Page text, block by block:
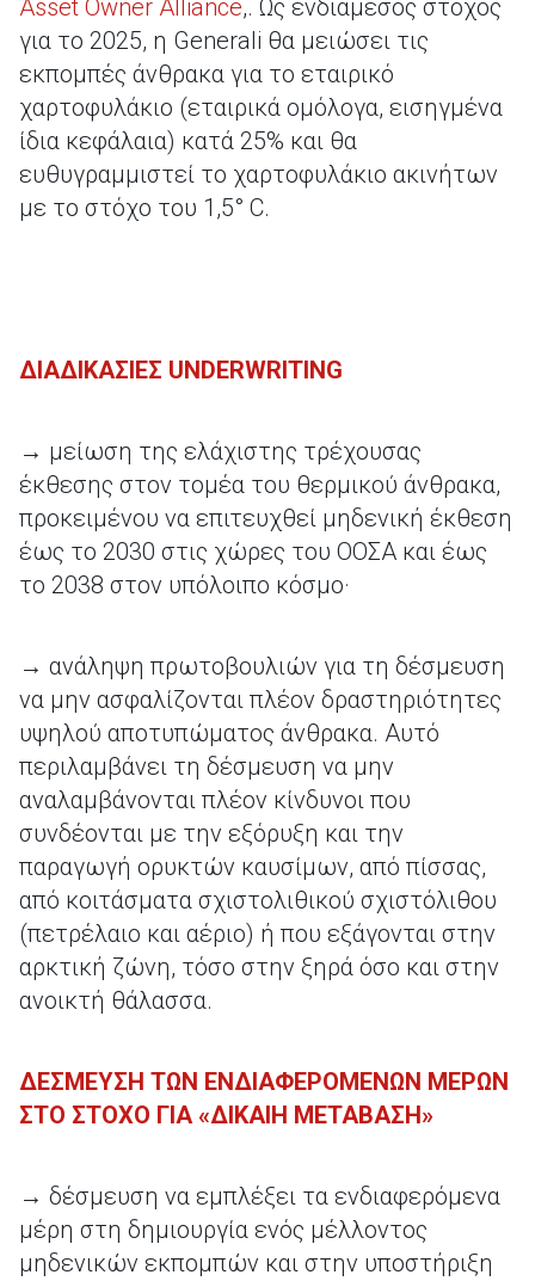
Asset Owner Alliance,. Ως ενδιάμεσος στόχος
για το 2025, η Generali θα μειώσει τις
εκπομπές άνθρακα για το εταιρικό
χαρτοφυλάκιο (εταιρικά ομόλογα, εισηγμένα
ίδια κεφάλαια) κατά 25% και θα
ευθυγραμμιστεί το χαρτοφυλάκιο ακινήτων
με το στόχο του 1,5° C.
ΔΙΑΔΙΚΑΣΙΕΣ UNDERWRITING
→ μείωση της ελάχιστης τρέχουσας
έκθεσης στον τομέα του θερμικού άνθρακα,
προκειμένου να επιτευχθεί μηδενική έκθεση
έως το 2030 στις χώρες του ΟΟΣΑ και έως
το 2038 στον υπόλοιπο κόσμο·
→ ανάληψη πρωτοβουλιών για τη δέσμευση
να μην ασφαλίζονται πλέον δραστηριότητες
υψηλού αποτυπώματος άνθρακα. Αυτό
περιλαμβάνει τη δέσμευση να μην
αναλαμβάνονται πλέον κίνδυνοι που
συνδέονται με την εξόρυξη και την
παραγωγή ορυκτών καυσίμων, από πίσσας,
από κοιτάσματα σχιστολιθικού σχιστόλιθου
(πετρέλαιο και αέριο) ή που εξάγονται στην
αρκτική ζώνη, τόσο στην ξηρά όσο και στην
ανοικτή θάλασσα.
ΔΕΣΜΕΥΣΗ ΤΩΝ ΕΝΔΙΑΦΕΡΟΜΕΝΩΝ ΜΕΡΩΝ
ΣΤΟ ΣΤΟΧΟ ΓΙΑ «ΔΙΚΑΙΗ ΜΕΤΑΒΑΣΗ»
→ δέσμευση να εμπλέξει τα ενδιαφερόμενα
μέρη στη δημιουργία ενός μέλλοντος
μηδενικών εκπομπών και στην υποστήριξη